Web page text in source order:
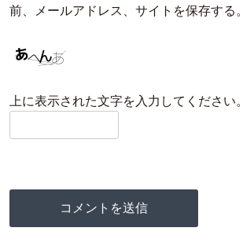
前、メールアドレス、サイトを保存する。
上に表示された文字を入力してください。